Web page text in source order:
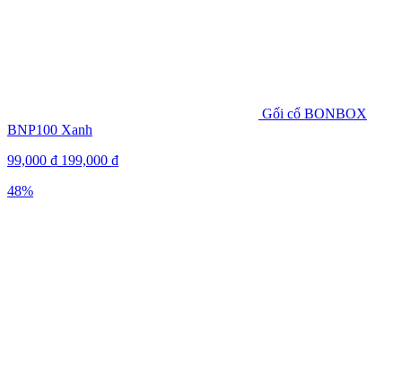
Gối cổ BONBOX
BNP100 Xanh
99,000 ₫ 199,000 ₫
48%